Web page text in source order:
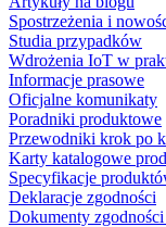
Spostrzeżenia i
Studia przypadków
Wdrożenia IoT w
Informacje prasowe
Oficjalne komunikaty
Poradniki produktowe
Przewodniki krok po
Karty katalogowe
Specyfikacje
Deklaracje zgodności
Dokumenty